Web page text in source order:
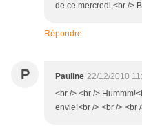
de ce mercredi,<br />
Répondre
P Pauline 22/12/2010
<br /> <br />
envie!<br /> <br /> <br